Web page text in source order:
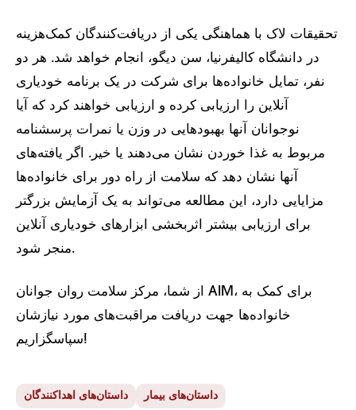
تحقیقات لاک با هماهنگی یکی از دریافت‌کنندگان کمک‌هزینه
در دانشگاه کالیفرنیا، سن دیگو، انجام خواهد شد. هر دو
نفر، تمایل خانواده‌ها برای شرکت در یک برنامه خودیاری
آنلاین را ارزیابی کرده و ارزیابی خواهند کرد که آیا
نوجوانان آنها بهبودهایی در وزن یا نمرات پرسشنامه
مربوط به غذا خوردن نشان می‌دهند یا خیر. اگر یافته‌های
آنها نشان دهد که سلامت از راه دور برای خانواده‌ها
مزایایی دارد، این مطالعه می‌تواند به یک آزمایش بزرگتر
برای ارزیابی بیشتر اثربخشی ابزارهای خودیاری آنلاین
منجر شود.
از شما، مرکز سلامت روان جوانان AIM، برای کمک به
خانواده‌ها جهت دریافت مراقبت‌های مورد نیازشان
سپاسگزاریم!
داستان‌های اهداکنندگان داستان‌های بیمار